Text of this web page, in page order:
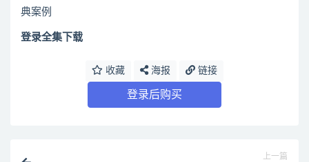
典案例
登录全集下载
收藏 海报 链接
登录后购买
上一篇